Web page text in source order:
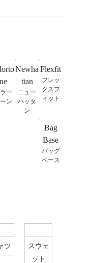
ne
ー
ーン
Newha
ttan
ニュー
ハッタ
ン
Flexfit
フレッ
クスフ
ィット
Bag
Base
バッグ
ベース
ツ
スウェ
ット